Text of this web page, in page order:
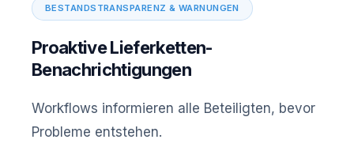
BESTANDSTRANSPARENZ & WARNUNGEN
Proaktive Lieferketten-
Benachrichtigungen
Workflows informieren alle Beteiligten, bevor
Probleme entstehen.